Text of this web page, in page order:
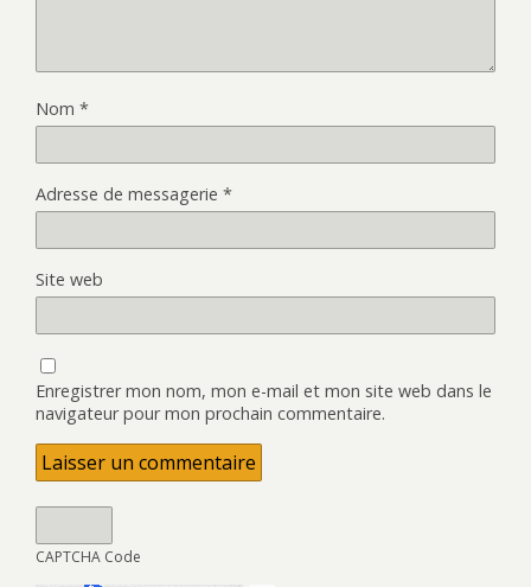
Nom *
Adresse de messagerie *
Site web
Enregistrer mon nom, mon e-mail et mon site web dans le
navigateur pour mon prochain commentaire.
CAPTCHA Code